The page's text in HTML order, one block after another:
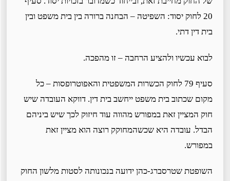
20 לחוק יסוד: השפיטה – הבחנה ברורה בין בית משפט ובין
בית דין דתי.
לבוא עכשיו ולהציע הרחבה – זו מהפכה.
סעיף 79 לחוק הכשרות המשפטית והאפוטרופסות – כל
מקום שכתוב בית משפט ייחשב בית דין. דווקא העובדה שיש
חוק המציין זאת במפורש מהווה עוד חיזוק לכך שיש ביניהם
הבדל. עובדה היא שכשהמחוקק רוצה הוא מציין זאת
במפורש.
השופטת שטרסברג-כהן ידועה בנכונותה לסטות מלשון החוק